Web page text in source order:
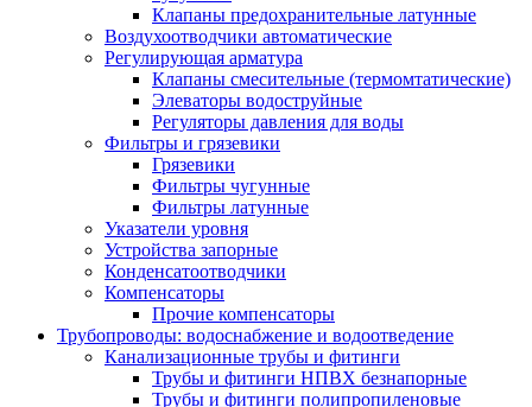
Клапаны предохранительные латунные
Воздухоотводчики автоматические
Регулирующая арматура
Клапаны смесительные (термомтатические)
Элеваторы водоструйные
Регуляторы давления для воды
Фильтры и грязевики
Грязевики
Фильтры чугунные
Фильтры латунные
Указатели уровня
Устройства запорные
Конденсатоотводчики
Компенсаторы
Прочие компенсаторы
Трубопроводы: водоснабжение и водоотведение
Канализационные трубы и фитинги
Трубы и фитинги НПВХ безнапорные
Трубы и фитинги полипропиленовые